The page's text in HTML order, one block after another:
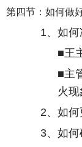
第四节：如何做
1、如
■王
■主
火现
2、如
3、如